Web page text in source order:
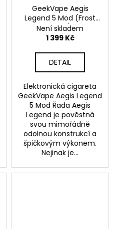
GeekVape Aegis
Legend 5 Mod (Frost
Silver)
Není skladem
1 399 Kč
DETAIL
Elektronická cigareta
GeekVape Aegis Legend
5 Mod Řada Aegis
Legend je pověstná
svou mimořádně
odolnou konstrukcí a
špičkovým výkonem.
Nejinak je...